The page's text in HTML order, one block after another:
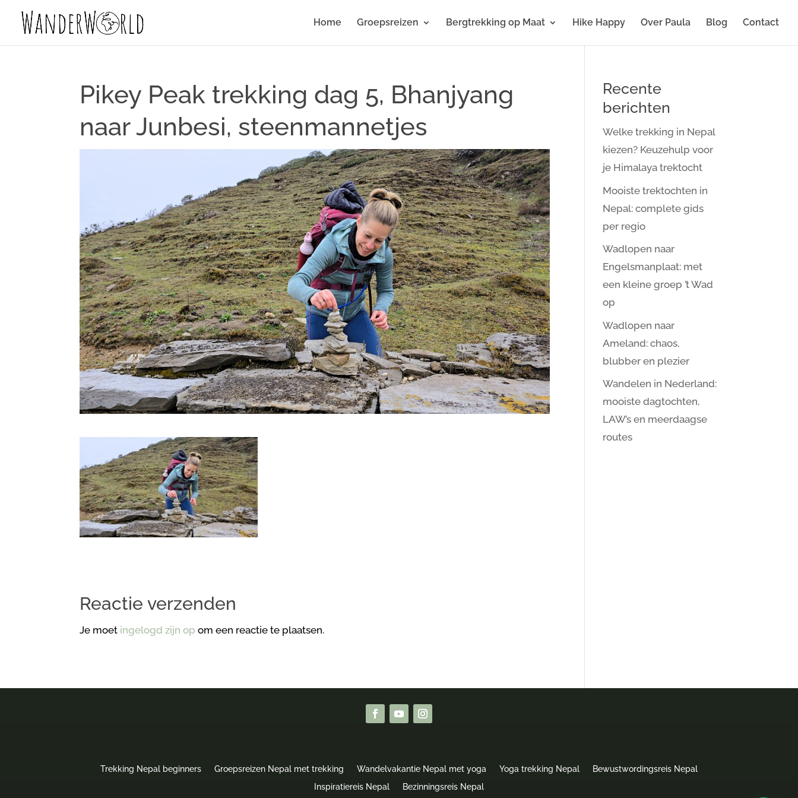
Home Groepsreizen Bergtrekking op Maat Hike Happy Over Paula Blog Contact
Pikey Peak trekking dag 5, Bhanjyang
naar Junbesi, steenmannetjes
Reactie verzenden
Je moet ingelogd zijn op om een reactie te plaatsen.
Recente
berichten
Welke trekking in Nepal
kiezen? Keuzehulp voor
je Himalaya trektocht
Mooiste trektochten in
Nepal: complete gids
per regio
Wadlopen naar
Engelsmanplaat: met
een kleine groep ’t Wad
op
Wadlopen naar
Ameland: chaos,
blubber en plezier
Wandelen in Nederland:
mooiste dagtochten,
LAW’s en meerdaagse
routes
Trekking Nepal beginners Groepsreizen Nepal met trekking Wandelvakantie Nepal met yoga Yoga trekking Nepal
Bewustwordingsreis Nepal
Inspiratiereis Nepal
Bezinningsreis Nepal